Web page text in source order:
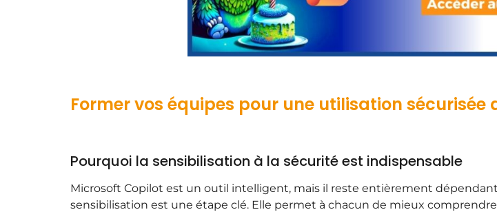
Former vos équipes pour une utilisation sécurisée
Pourquoi la sensibilisation à la sécurité est indispensable
Microsoft Copilot est un outil intelligent, mais il reste entièrement
sensibilisation est une étape clé. Elle permet à chacun de mieux comprendre